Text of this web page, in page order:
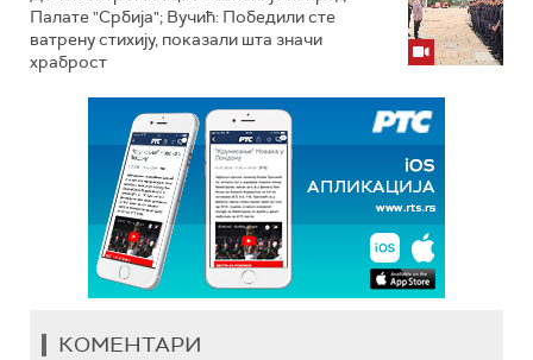
Палате "Србија"; Вучић: Победили сте
ватрену стихију, показали шта значи
храброст
КОМЕНТАРИ